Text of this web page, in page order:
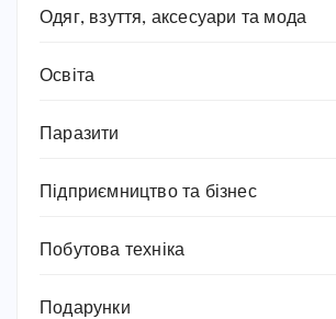
Одяг, взуття, аксесуари та мода
Освіта
Паразити
Підприємництво та бізнес
Побутова техніка
Подарунки